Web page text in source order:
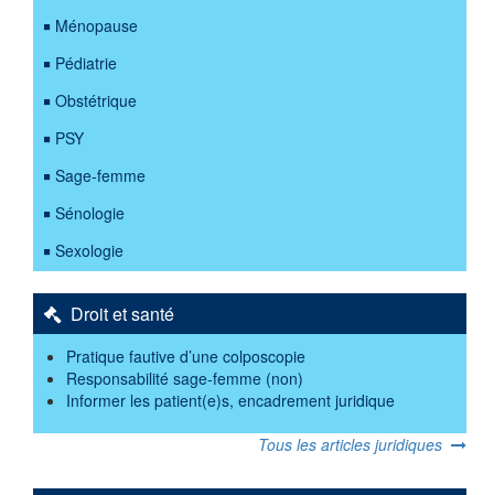
Ménopause
Pédiatrie
Obstétrique
PSY
Sage-femme
Sénologie
Sexologie
Droit et santé
Pratique fautive d’une colposcopie
Responsabilité sage-femme (non)
Informer les patient(e)s, encadrement juridique
Tous les articles juridiques